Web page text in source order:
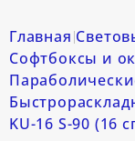
Главная
Софтбоксы и
KU-16 S-90 (16